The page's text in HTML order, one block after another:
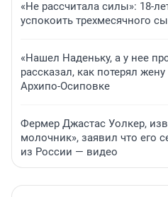
«Не рассчитала силы»: 18-
успокоить трехмесячного
«Нашел Наденьку, а у нее
рассказал, как потерял
Архипо-Осиповке
Фермер Джастас Уолкер,
молочник», заявил что его
из России — видео